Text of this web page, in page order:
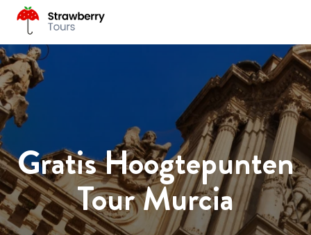
Gratis Hoogtepunten
Tour Murcia